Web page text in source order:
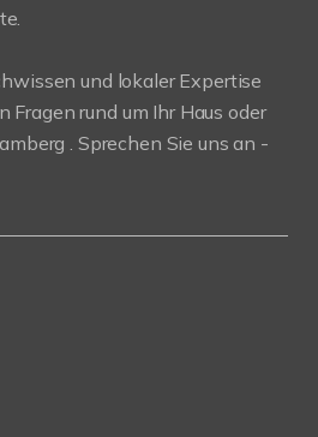
und lokaler Expertise
Fragen rund um Ihr Haus oder
. Sprechen Sie uns an -